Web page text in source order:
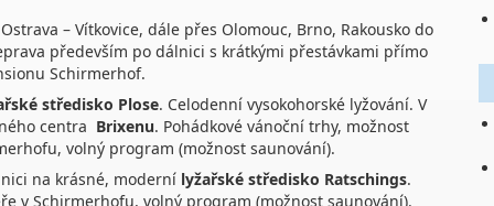
– Vítkovice, dále přes Olomouc, Brno, Rakousko do
především po dálnici s krátkými přestávkami přímo
Schirmerhof.
středisko Plose. Celodenní vysokohorské lyžování. V
centra Brixenu. Pohádkové vánoční trhy, možnost
volný program (možnost saunování).
na krásné, moderní lyžařské středisko Ratschings.
v Schirmerhofu, volný program (možnost saunování).